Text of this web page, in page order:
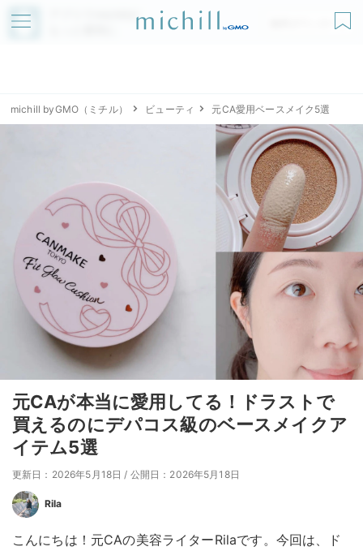
アプリでmichillが
無料ダウンロード
michill byGMO（ミチル） ビューティ 元CA愛用ベースメイク5選
元CAが本当に愛用してる！ドラストで
買えるのにデパコス級のベースメイクア
イテム5選
更新日：2026年5月18日 / 公開日：2026年5月18日
Rila
こんにちは！元CAの美容ライターRilaです。今回は、ド